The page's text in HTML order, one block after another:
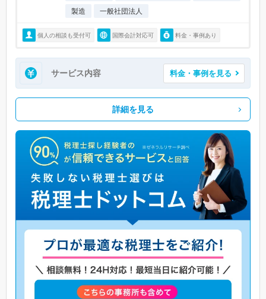
製造
一般社団法人
個人の相談も受付可 国際会計対応可 料金・事例あり
サービス内容 料金・事例を見る
詳細を見る